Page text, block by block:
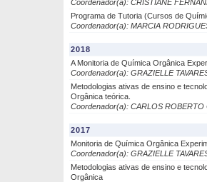
Coordenador(a): CRISTIANE
Programa de Tutoria (Cursos de
Coordenador(a): MARCIA
2018
A Monitoria de Química Orgânica
Coordenador(a): GRAZIELLE
Metodologias ativas de ensino e
Orgânica teórica.
Coordenador(a): CARLOS ROBERTO
2017
Monitoria de Química Orgânica
Coordenador(a): GRAZIELLE
Metodologias ativas de ensino e
Orgânica